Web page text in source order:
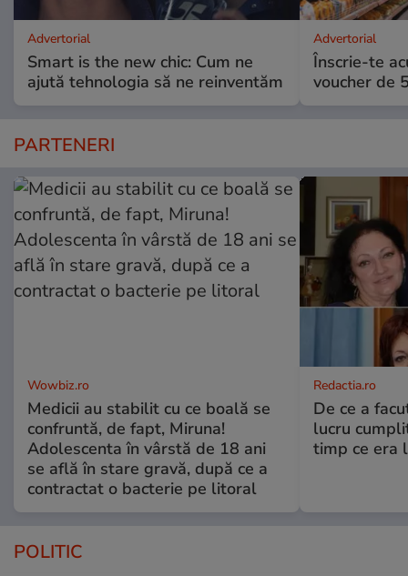
Advertorial
Smart is the new chic: Cum ne
ajută tehnologia să ne reinventăm
Advertorial
Înscrie-te
voucher de
PARTENERI
Wowbiz.ro
Medicii au stabilit cu ce boală se
confruntă, de fapt, Miruna!
Adolescenta în vârstă de 18 ani
se află în stare gravă, după ce a
contractat o bacterie pe litoral
Redactia.ro
De ce a
lucru
timp ce era
POLITIC